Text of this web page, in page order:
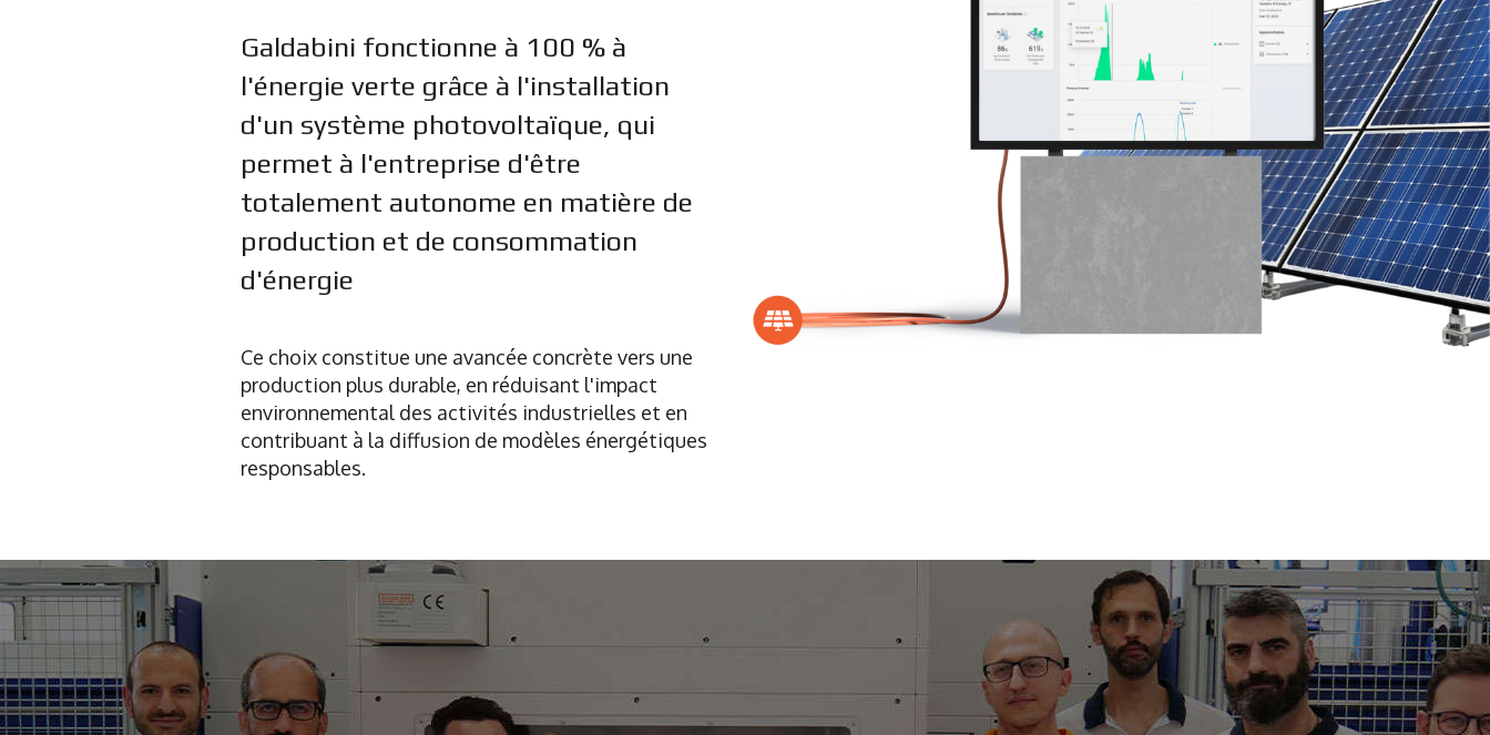
Galdabini fonctionne à 100 % à
l'énergie verte grâce à l'installation
d'un système photovoltaïque, qui
permet à l'entreprise d'être
totalement autonome en matière de
production et de consommation
d'énergie
Ce choix constitue une avancée concrète vers une
production plus durable, en réduisant l'impact
environnemental des activités industrielles et en
contribuant à la diffusion de modèles énergétiques
responsables.